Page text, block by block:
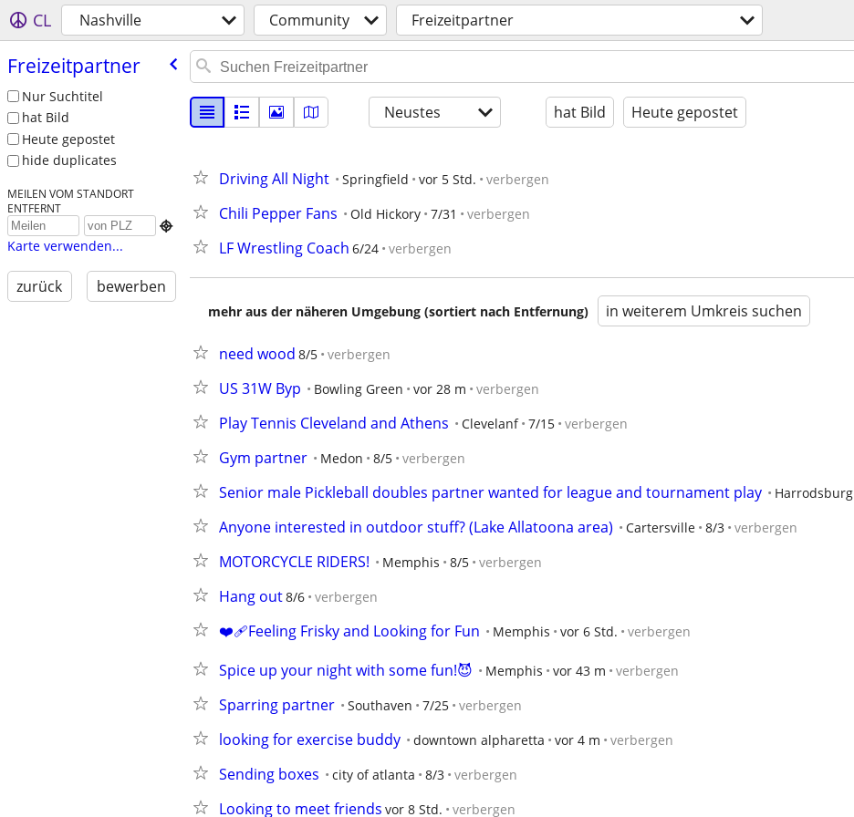
CL Nashville Community Freizeitpartner
Freizeitpartner
Nur Suchtitel
hat Bild
Heute gepostet
hide duplicates
MEILEN VOM STANDORT
ENTFERNT

Karte verwenden...
zurück bewerben
Neustes hat Bild Heute gepostet
Driving All Night Springfield vor 5 Std. verbergen
Chili Pepper Fans Old Hickory 7/31 verbergen
LF Wrestling Coach 6/24 verbergen
mehr aus der näheren Umgebung (sortiert nach Entfernung) in weiterem Umkreis suchen
need wood 8/5 verbergen
US 31W Byp Bowling Green vor 28 m verbergen
Play Tennis Cleveland and Athens Clevelanf 7/15 verbergen
Gym partner Medon 8/5 verbergen
Senior male Pickleball doubles partner wanted for league and tournament play Harrodsburg
Anyone interested in outdoor stuff? (Lake Allatoona area) Cartersville 8/3 verbergen
MOTORCYCLE RIDERS! Memphis 8/5 verbergen
Hang out8/6 verbergen
❤️‍🩹Feeling Frisky and Looking for Fun Memphis vor 6 Std. verbergen
Spice up your night with some fun!😈 Memphis vor 43 m verbergen
Sparring partner Southaven 7/25 verbergen
looking for exercise buddy downtown alpharetta vor 4 m verbergen
Sending boxes city of atlanta 8/3 verbergen
Looking to meet friends vor 8 Std. verbergen